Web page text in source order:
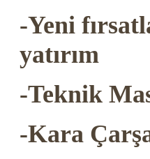
-Yeni
yatırım
-Teknik
-Kara